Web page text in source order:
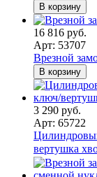
В корзину
16 816 руб.
Арт: 53707
Врезной
В корзину
3 290 руб.
Арт: 65722
вертушка